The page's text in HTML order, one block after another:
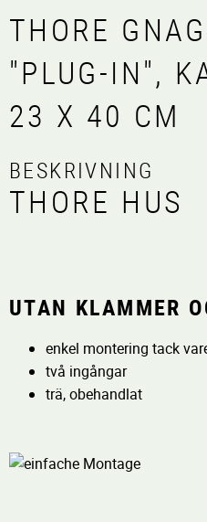
THORE
"PLUG-IN",
23 X 40 CM
BESKRIVNING
THORE HUS
UTAN KLAMMER
enkel montering tack
två ingångar
trä, obehandlat